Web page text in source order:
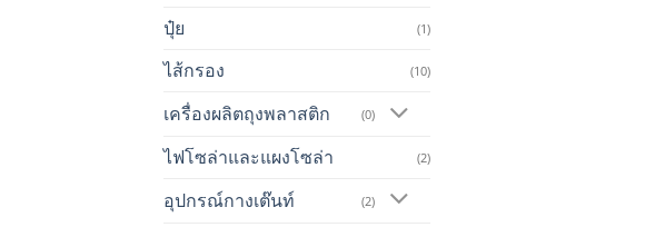
ปุ๋ย (1)
ไส้กรอง (10)
เครื่องผลิตถุงพลาสติก (0)
ไฟโซล่าและแผงโซล่า (2)
อุปกรณ์กางเต๊นท์ (2)